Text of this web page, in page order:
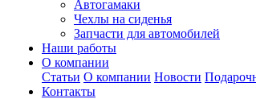
Автогамаки
Чехлы на сиденья
Запчасти для автомобилей
Наши работы
О компании
Статьи О компании Новости
Контакты